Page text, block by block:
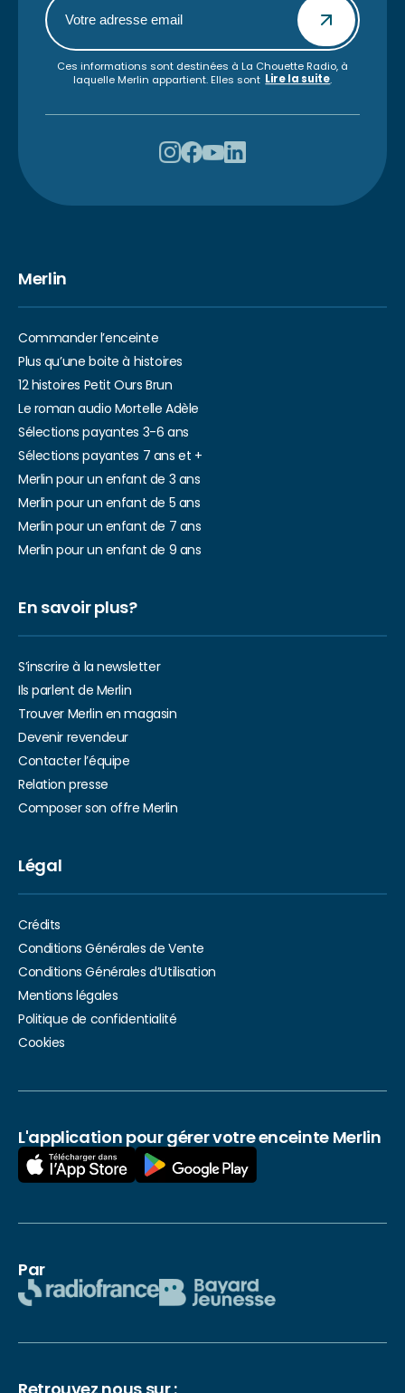
Ces informations sont destinées à La Chouette Radio, à
laquelle Merlin appartient. Elles sont Lire la suite.
Merlin
Commander l’enceinte
Plus qu’une boite à histoires
12 histoires Petit Ours Brun
Le roman audio Mortelle Adèle
Sélections payantes 3-6 ans
Sélections payantes 7 ans et +
Merlin pour un enfant de 3 ans
Merlin pour un enfant de 5 ans
Merlin pour un enfant de 7 ans
Merlin pour un enfant de 9 ans
En savoir plus?
S’inscrire à la newsletter
Ils parlent de Merlin
Trouver Merlin en magasin
Devenir revendeur
Contacter l’équipe
Relation presse
Composer son offre Merlin
Légal
Crédits
Conditions Générales de Vente
Conditions Générales d’Utilisation
Mentions légales
Politique de confidentialité
Cookies
L'application pour gérer votre enceinte Merlin
Par